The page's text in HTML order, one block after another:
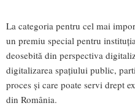
La categoria pentru cel mai
un premiu special pentru
deosebită din perspectiva
digitalizarea spațiului public,
proces și care poate servi drept
din România.